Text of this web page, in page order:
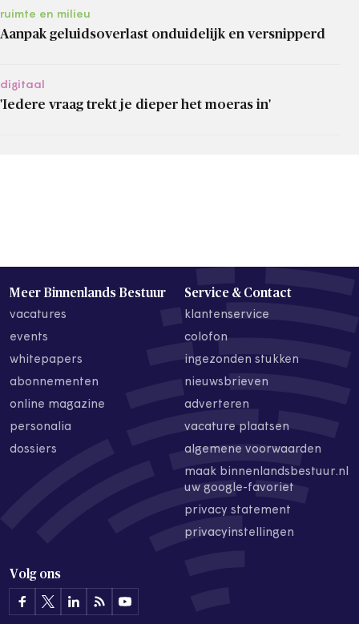
ruimte en milieu
Aanpak geluidsoverlast onduidelijk en versnipperd
digitaal
'Iedere vraag trekt je dieper het moeras in'
Meer Binnenlands Bestuur
vacatures
events
whitepapers
abonnementen
online magazine
personalia
dossiers
Service & Contact
klantenservice
colofon
ingezonden stukken
nieuwsbrieven
adverteren
vacature plaatsen
algemene voorwaarden
maak binnenlandsbestuur.nl
uw google-favoriet
privacy statement
privacyinstellingen
Volg ons